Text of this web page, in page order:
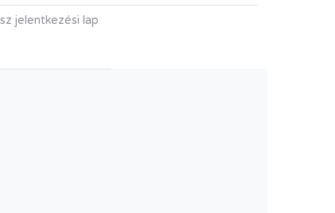
jelentkezési lap